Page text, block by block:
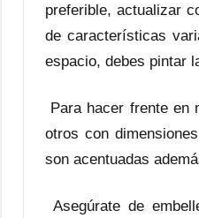
preferible, actualizar
de características
espacio, debes pintar
Para hacer frente
otros con
son acentuadas
Asegúrate de